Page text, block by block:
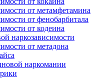
от метамфетамина
от фенобарбитала
от кодеина
наркозависимости
от метадона
наркомании